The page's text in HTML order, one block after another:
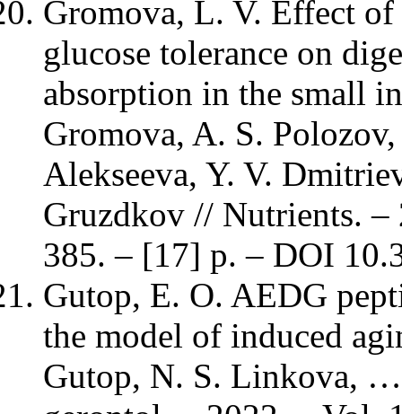
Gromova, L. V. Effect
glucose tolerance on
absorption in the small
Gromova, A. S.
Alekseeva, Y. V.
Gruzdkov // Nutrients.
385. – [17] p. – DOI
Gutop, E. O. AEDG
the model of induced
Gutop, N. S. Linkova,